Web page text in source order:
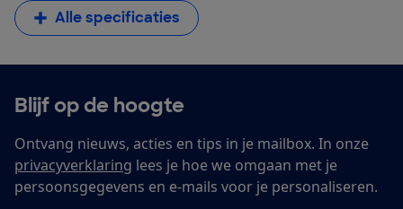
Alle specificaties
Blijf op de hoogte
Ontvang nieuws, acties en tips in je mailbox. In onze
privacyverklaring lees je hoe we omgaan met je
persoonsgegevens en e-mails voor je personaliseren.